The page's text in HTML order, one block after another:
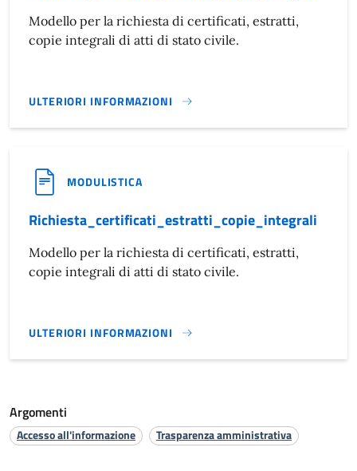
Modello per la richiesta di certificati, estratti,
copie integrali di atti di stato civile.
ULTERIORI INFORMAZIONI
RICHIESTA_CERTIFICATI_ESTRATTI_COPIE_INTEGRALI}
MODULISTICA
Richiesta_certificati_estratti_copie_integrali
Modello per la richiesta di certificati, estratti,
copie integrali di atti di stato civile.
ULTERIORI INFORMAZIONI
RICHIESTA_CERTIFICATI_ESTRATTI_COPIE_INTEGRALI}
Argomenti
Accesso all'informazione Trasparenza amministrativa